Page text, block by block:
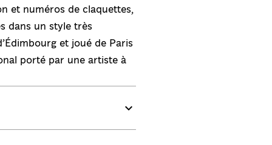
et numéros de claquettes,
dans un style très
et joué de Paris
porté par une artiste à